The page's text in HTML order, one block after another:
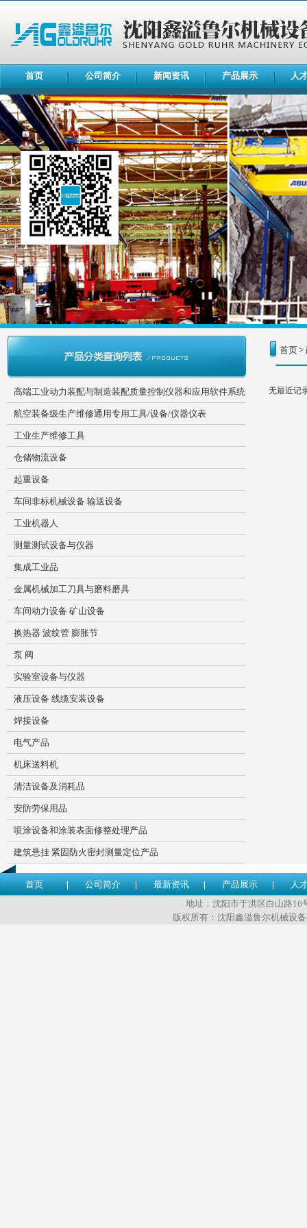
首页 公司简介 新闻资讯 产品展示 人
高端工业动力装配与制造装配质量控制仪器和应用软件系统
航空装备级生产维修通用专用工具/设备/仪器仪表
工业生产维修工具
仓储物流设备
起重设备
车间非标机械设备 输送设备
工业机器人
测量测试设备与仪器
集成工业品
金属机械加工刀具与磨料磨具
车间动力设备 矿山设备
换热器 波纹管 膨胀节
泵 阀
实验室设备与仪器
液压设备 线缆安装设备
焊接设备
电气产品
机床送料机
清洁设备及消耗品
安防劳保用品
喷涂设备和涂装表面修整处理产品
建筑悬挂 紧固防火密封测量定位产品
首页>
无最近记
首页 公司简介 最新资讯 产品展示
人
地址：沈阳市于洪区白山路16
版权所有：沈阳鑫溢鲁尔机械设